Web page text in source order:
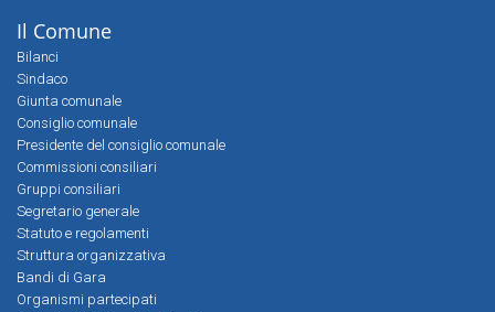
Il Comune
Bilanci
Sindaco
Giunta comunale
Consiglio comunale
Presidente del consiglio comunale
Commissioni consiliari
Gruppi consiliari
Segretario generale
Statuto e regolamenti
Struttura organizzativa
Bandi di Gara
Organismi partecipati